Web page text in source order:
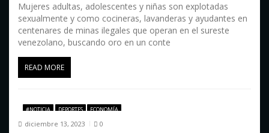
Mujeres adultas, adolescentes y niñas son explotadas
sexualmente y como cocineras, lavanderas y ayudantes en
centenares de minas ilegales que operan en el sureste
venezolano, buscando oro en un conte
READ MORE
#NOTICIA DEPORTES ECONOMÍA
diciembre 13, 2023 0